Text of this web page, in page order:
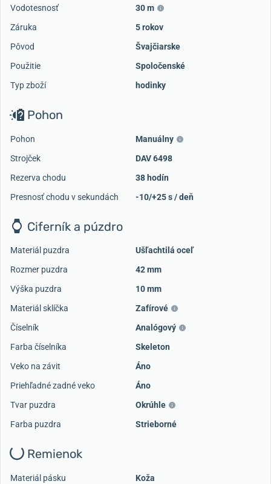
Vodotesnosť
30 m
Záruka
5 rokov
Pôvod
Švajčiarske
Použitie
Spoločenské
Typ zboží
hodinky
Pohon
Pohon
Manuálny
Strojček
DAV 6498
Rezerva chodu
38 hodín
Presnosť chodu v sekundách
-10/+25 s / deň
Ciferník a púzdro
Materiál puzdra
Ušľachtilá oceľ
Rozmer puzdra
42 mm
Výška puzdra
10 mm
Materiál sklíčka
Zafírové
Číselník
Analógový
Farba číselníka
Skeleton
Veko na závit
Áno
Priehľadné zadné veko
Áno
Tvar puzdra
Okrúhle
Farba puzdra
Strieborné
Remienok
Materiál pásku
Koža